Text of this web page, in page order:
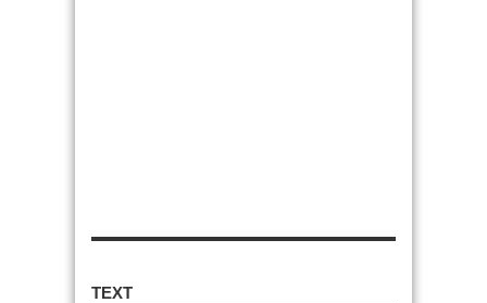
TEXT